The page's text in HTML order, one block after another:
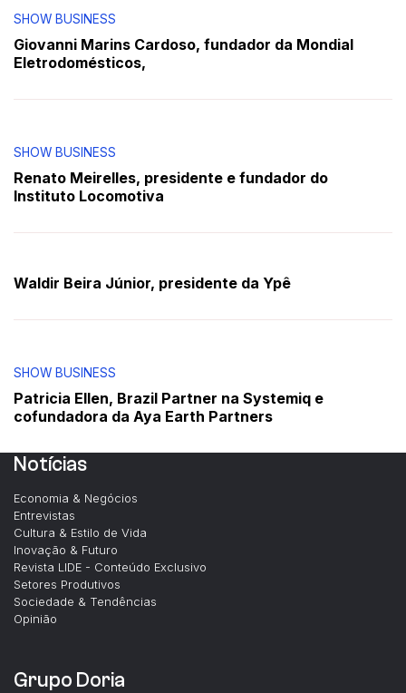
SHOW BUSINESS
Giovanni Marins Cardoso, fundador da Mondial
Eletrodomésticos,
SHOW BUSINESS
Renato Meirelles, presidente e fundador do
Instituto Locomotiva
Waldir Beira Júnior, presidente da Ypê
SHOW BUSINESS
Patricia Ellen, Brazil Partner na Systemiq e
cofundadora da Aya Earth Partners
Notícias
Economia & Negócios
Entrevistas
Cultura & Estilo de Vida
Inovação & Futuro
Revista LIDE - Conteúdo Exclusivo
Setores Produtivos
Sociedade & Tendências
Opinião
Grupo Doria